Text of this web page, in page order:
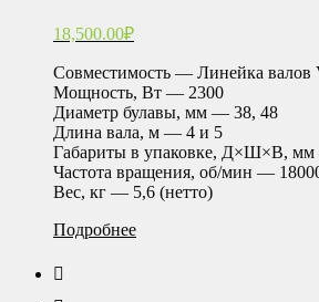
18,500.00₽
Совместимость — Линейка валов
Мощность, Вт — 2300
Диаметр булавы, мм — 38, 48
Длина вала, м — 4 и 5
Габариты в упаковке, Д×Ш×В,
Частота вращения, об/мин —
Вес, кг — 5,6 (нетто)
Подробнее